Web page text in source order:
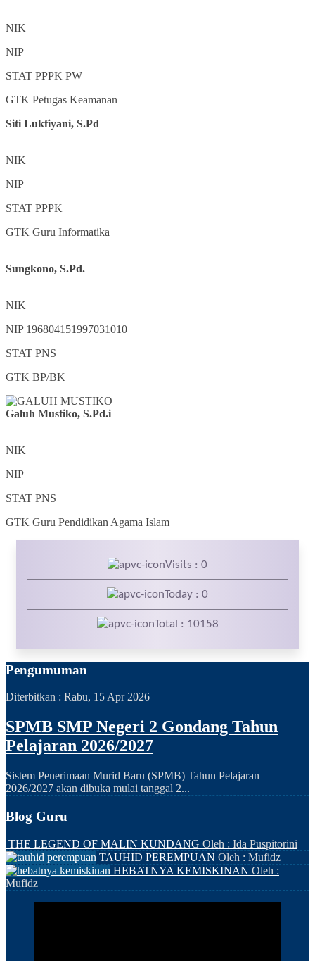
NIK
NIP
STAT PPPK PW
GTK Petugas Keamanan
Siti Lukfiyani, S.Pd
NIK
NIP
STAT PPPK
GTK Guru Informatika
Sungkono, S.Pd.
NIK
NIP 196804151997031010
STAT PNS
GTK BP/BK
Galuh Mustiko, S.Pd.i
NIK
NIP
STAT PNS
GTK Guru Pendidikan Agama Islam
Visits : 0
Today : 0
Total : 10158
Pengumuman
Diterbitkan : Rabu, 15 Apr 2026
SPMB SMP Negeri 2 Gondang Tahun
Pelajaran 2026/2027
Sistem Penerimaan Murid Baru (SPMB) Tahun Pelajaran
2026/2027 akan dibuka mulai tanggal 2...
Blog Guru
THE LEGEND OF MALIN KUNDANG Oleh : Ida Puspitorini
TAUHID PEREMPUAN Oleh : Mufidz
HEBATNYA KEMISKINAN Oleh :
Mufidz